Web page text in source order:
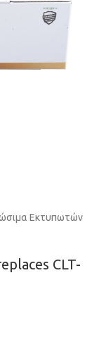
Εκτυπωτών
CLT-